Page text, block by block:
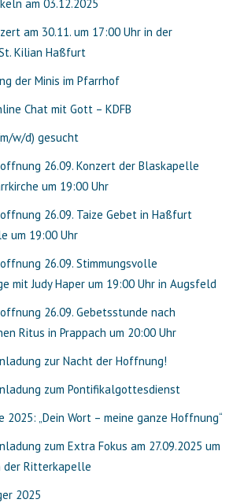
am 03.12.2025
am 30.11. um 17:00 Uhr in der
Kilian Haßfurt
der Minis im Pfarrhof
Chat mit Gott – KDFB
w/d) gesucht
26.09. Konzert der Blaskapelle
um 19:00 Uhr
26.09. Taize Gebet in Haßfurt
um 19:00 Uhr
26.09. Stimmungsvolle
mit Judy Haper um 19:00 Uhr in Augsfeld
26.09. Gebetsstunde nach
Ritus in Prappach um 20:00 Uhr
zur Nacht der Hoffnung!
zum Pontifikalgottesdienst
„Dein Wort – meine ganze Hoffnung“
zum Extra Fokus am 27.09.2025 um
der Ritterkapelle
2025